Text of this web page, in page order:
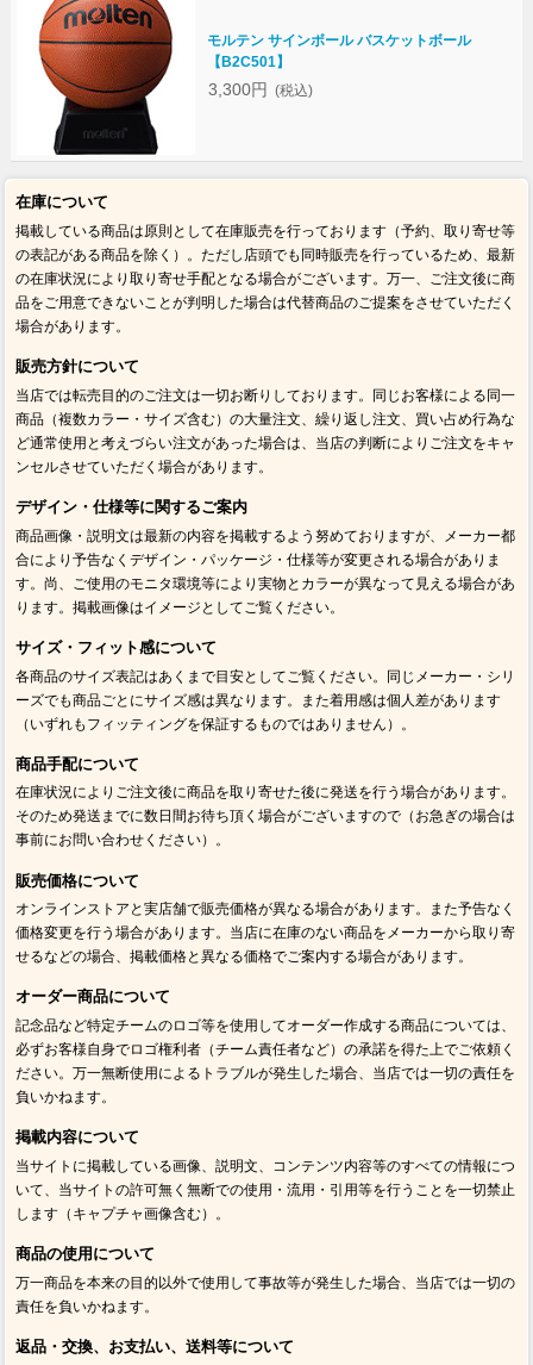
モルテン サインボール バスケットボール
【B2C501】
3,300円 (税込)
在庫について
掲載している商品は原則として在庫販売を行っております（予約、取り寄せ等
の表記がある商品を除く）。ただし店頭でも同時販売を行っているため、最新
の在庫状況により取り寄せ手配となる場合がございます。万一、ご注文後に商
品をご用意できないことが判明した場合は代替商品のご提案をさせていただく
場合があります。
販売方針について
当店では転売目的のご注文は一切お断りしております。同じお客様による同一
商品（複数カラー・サイズ含む）の大量注文、繰り返し注文、買い占め行為な
ど通常使用と考えづらい注文があった場合は、当店の判断によりご注文をキャ
ンセルさせていただく場合があります。
デザイン・仕様等に関するご案内
商品画像・説明文は最新の内容を掲載するよう努めておりますが、メーカー都
合により予告なくデザイン・パッケージ・仕様等が変更される場合がありま
す。尚、ご使用のモニタ環境等により実物とカラーが異なって見える場合があ
ります。掲載画像はイメージとしてご覧ください。
サイズ・フィット感について
各商品のサイズ表記はあくまで目安としてご覧ください。同じメーカー・シリ
ーズでも商品ごとにサイズ感は異なります。また着用感は個人差があります
（いずれもフィッティングを保証するものではありません）。
商品手配について
在庫状況によりご注文後に商品を取り寄せた後に発送を行う場合があります。
そのため発送までに数日間お待ち頂く場合がございますので（お急ぎの場合は
事前にお問い合わせください）。
販売価格について
オンラインストアと実店舗で販売価格が異なる場合があります。また予告なく
価格変更を行う場合があります。当店に在庫のない商品をメーカーから取り寄
せるなどの場合、掲載価格と異なる価格でご案内する場合があります。
オーダー商品について
記念品など特定チームのロゴ等を使用してオーダー作成する商品については、
必ずお客様自身でロゴ権利者（チーム責任者など）の承諾を得た上でご依頼く
ださい。万一無断使用によるトラブルが発生した場合、当店では一切の責任を
負いかねます。
掲載内容について
当サイトに掲載している画像、説明文、コンテンツ内容等のすべての情報につ
いて、当サイトの許可無く無断での使用・流用・引用等を行うことを一切禁止
します（キャプチャ画像含む）。
商品の使用について
万一商品を本来の目的以外で使用して事故等が発生した場合、当店では一切の
責任を負いかねます。
返品・交換、お支払い、送料等について